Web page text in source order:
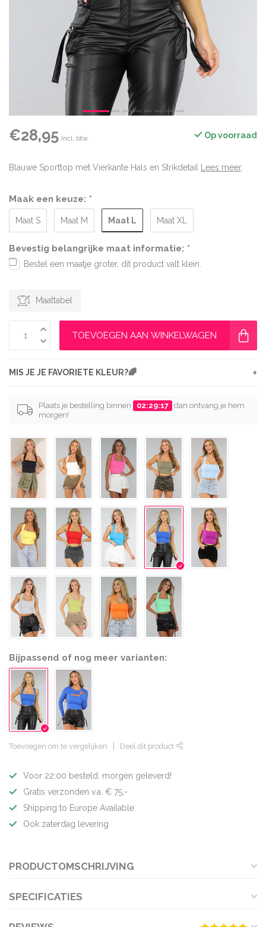
€28,95 Incl. btw Op voorraad
Blauwe Sporttop met Vierkante Hals en Strikdetail Lees meer.
Maak een keuze: *
Maat S Maat M Maat L Maat XL
Bevestig belangrijke maat informatie: *
Bestel een maatje groter, dit product valt klein.
Maattabel
TOEVOEGEN AAN WINKELWAGEN
MIS JE JE FAVORIETE KLEUR?🌈 +
Plaats je bestelling binnen 02:29:17 dan ontvang je hem
morgen!
Bijpassend of nog meer varianten:
Toevoegen om te vergelijken Deel dit product
Voor 22:00 besteld, morgen geleverd!
Gratis verzonden v.a. € 75,-
Shipping to Europe Available
Ook zaterdag levering
PRODUCTOMSCHRIJVING
SPECIFICATIES